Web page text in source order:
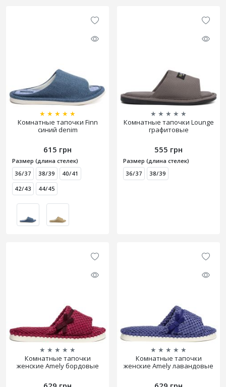
★ ★ ★ ★ ★
Комнатные тапочки Finn
синий denim
615 грн
Размер (длина стелек)
36/37
38/39
40/41
42/43
44/45
★ ★ ★ ★ ★
Комнатные тапочки Lounge
графитовые
555 грн
Размер (длина стелек)
36/37
38/39
★ ★ ★ ★ ★
Комнатные тапочки
женские Amely бордовые
★ ★ ★ ★ ★
Комнатные тапочки
женские Amely лавандовые